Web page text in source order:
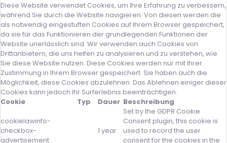
Diese Website verwendet Cookies, um Ihre Erfahrung zu verbessern,
während Sie durch die Website navigieren. Von diesen werden die
als notwendig eingestuften Cookies auf Ihrem Browser gespeichert,
da sie für das Funktionieren der grundlegenden Funktionen der
Website unerlässlich sind. Wir verwenden auch Cookies von
Drittanbietern, die uns helfen zu analysieren und zu verstehen, wie
Sie diese Website nutzen. Diese Cookies werden nur mit Ihrer
Zustimmung in Ihrem Browser gespeichert. Sie haben auch die
Möglichkeit, diese Cookies abzulehnen. Das Ablehnen einiger dieser
Cookies kann jedoch Ihr Surferlebnis beeinträchtigen.
Cookie
Typ Dauer Beschreibung
cookielawinfo-
checkbox-
advertisement
1 year
Set by the GDPR Cookie
Consent plugin, this cookie is
used to record the user
consent for the cookies in the